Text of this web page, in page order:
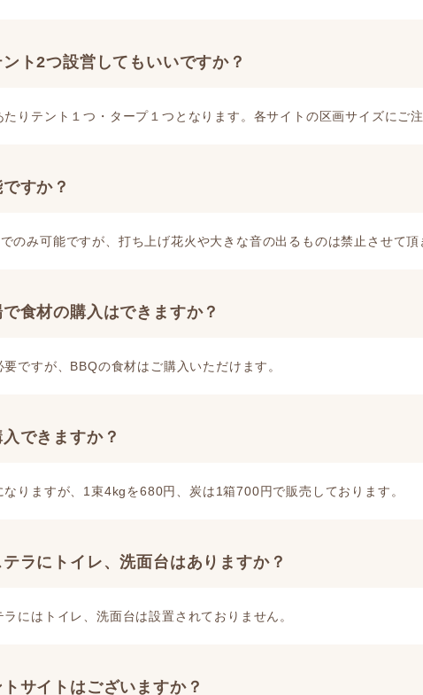
ト2つ設営してもいいですか？
たりテント１つ・タープ１つとなります。各サイトの区画サイズにご注
すか？
のみ可能ですが、打ち上げ花火や大きな音の出るものは禁止させて
食材の購入はできますか？
ですが、BBQの食材はご購入いただけます。
できますか？
なりますが、1束4kgを680円、炭は1箱700円で販売しております。
ラにトイレ、洗面台はありますか？
ラにはトイレ、洗面台は設置されておりません。
サイトはございますか？